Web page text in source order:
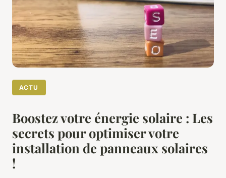
ACTU
Boostez votre énergie solaire : Les
secrets pour optimiser votre
installation de panneaux solaires
!